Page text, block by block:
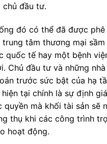
chủ đầu tư.
đó có thể đã được
tâm thương mại
quốc tế hay một bệnh
Chủ đầu tư và những
trước sức bật của hạ
tại chính là sự định
quyền mà khối tài sản sẽ
thụ khi các công trình
hoạt động.